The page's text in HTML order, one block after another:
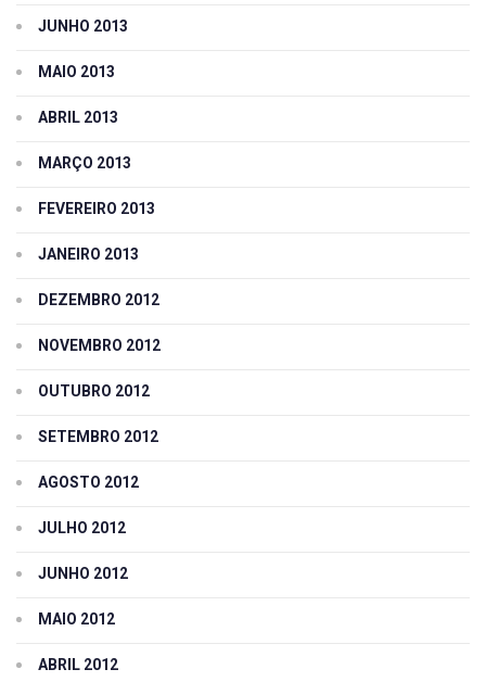
JUNHO 2013
MAIO 2013
ABRIL 2013
MARÇO 2013
FEVEREIRO 2013
JANEIRO 2013
DEZEMBRO 2012
NOVEMBRO 2012
OUTUBRO 2012
SETEMBRO 2012
AGOSTO 2012
JULHO 2012
JUNHO 2012
MAIO 2012
ABRIL 2012